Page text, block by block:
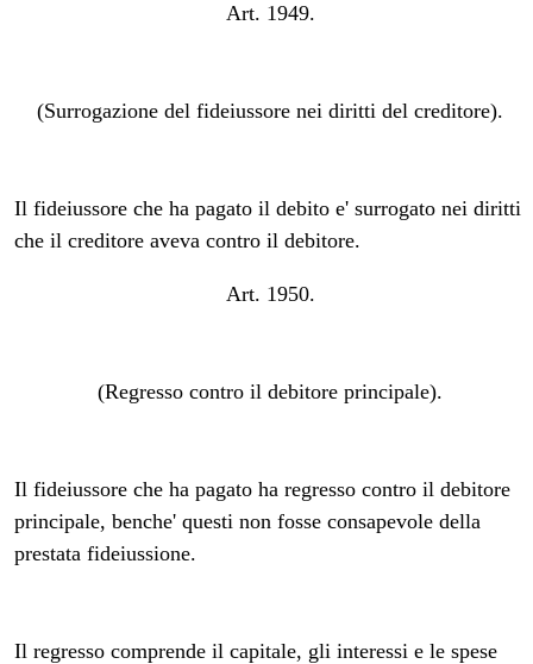
Art. 1949.
(Surrogazione del fideiussore nei diritti del creditore).
Il fideiussore che ha pagato il debito e' surrogato nei diritti
che il creditore aveva contro il debitore.
Art. 1950.
(Regresso contro il debitore principale).
Il fideiussore che ha pagato ha regresso contro il debitore
principale, benche' questi non fosse consapevole della
prestata fideiussione.
Il regresso comprende il capitale, gli interessi e le spese